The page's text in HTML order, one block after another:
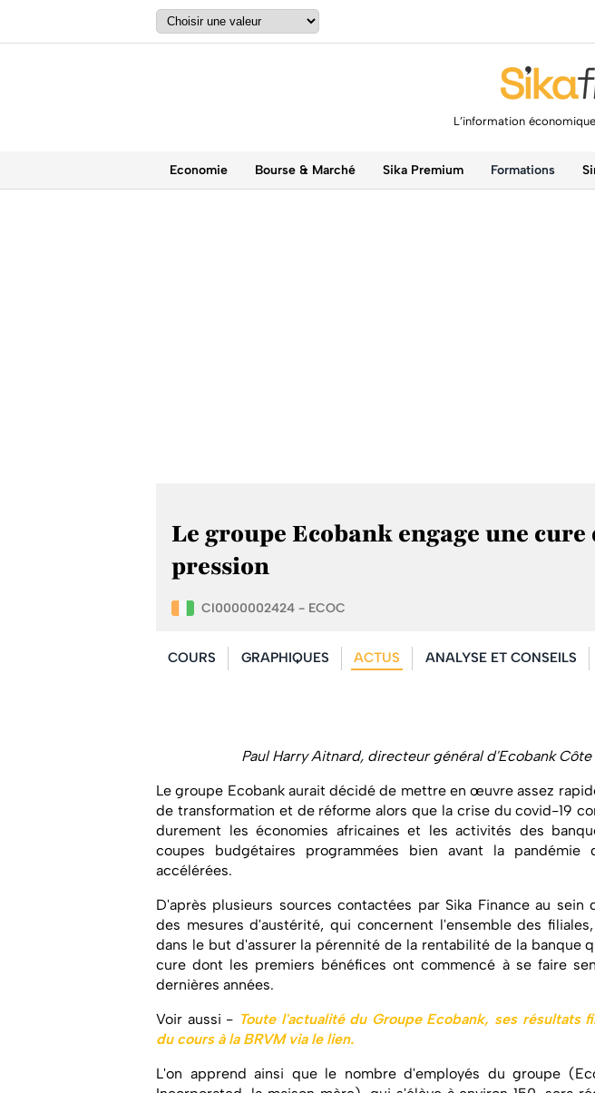
L’information
Economie Bourse & Marché Sika Premium Formations
Le groupe Ecobank engage une
pression
CI0000002424 - ECOC
COURS GRAPHIQUES ACTUS ANALYSE ET CONSEILS
Paul Harry Aitnard, directeur général d'Ecobank Côte
Le groupe Ecobank aurait décidé de mettre en œuvre assez
de transformation et de réforme alors que la crise du covid-19
durement les économies africaines et les activités des
coupes budgétaires programmées bien avant la pandémie
accélérées.
D'après plusieurs sources contactées par Sika Finance au sein
des mesures d'austérité, qui concernent l'ensemble des
dans le but d'assurer la pérennité de la rentabilité de la banque
cure dont les premiers bénéfices ont commencé à se faire
dernières années.
Voir aussi - Toute l'actualité du Groupe Ecobank, ses résultats
du cours à la BRVM via le lien.
L'on apprend ainsi que le nombre d'employés du groupe